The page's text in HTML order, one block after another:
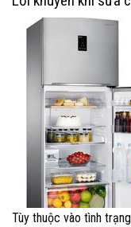
Tùy thuộc vào tình